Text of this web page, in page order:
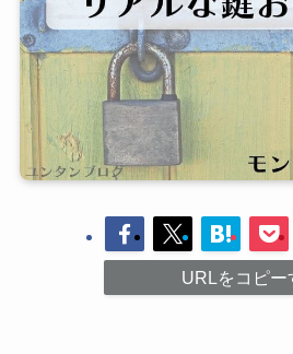
URLをコピー